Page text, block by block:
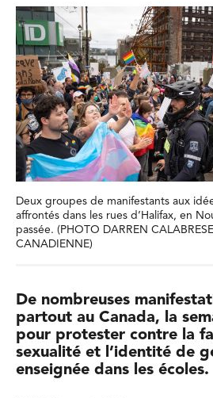
Deux groupes de manifestants aux
affrontés dans les rues d’Halifax, en
passée. (PHOTO DARREN
CANADIENNE)
De nombreuses
partout au Canada, la
pour protester contre la
sexualité et l’identité de
enseignée dans les écoles.